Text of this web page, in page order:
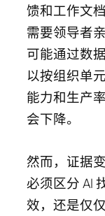
馈和工作文
需要领导者
可能通过数
以按组织单
能力和生产
会下降。
然而，证据
必须区分 AI
效，还是仅